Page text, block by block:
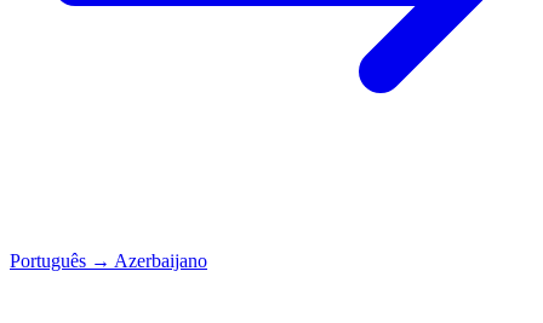
Português → Azerbaijano